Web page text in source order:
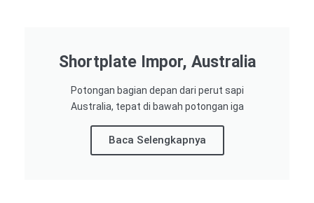
Shortplate Impor, Australia
Potongan bagian depan dari perut sapi
Australia, tepat di bawah potongan iga
Baca Selengkapnya